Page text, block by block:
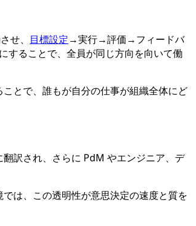
せ、 目標設定→実行→評価→フィードバ
することで、全員が同じ方向を向いて働
とで、誰もが自分の仕事が組織全体にど
翻訳され、さらに PdM やエンジニア、デ
は、この透明性が意思決定の速度と質を